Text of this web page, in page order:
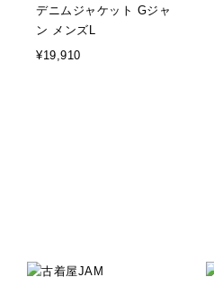
デニムジャケット Gジャ
ン メンズL
¥19,910